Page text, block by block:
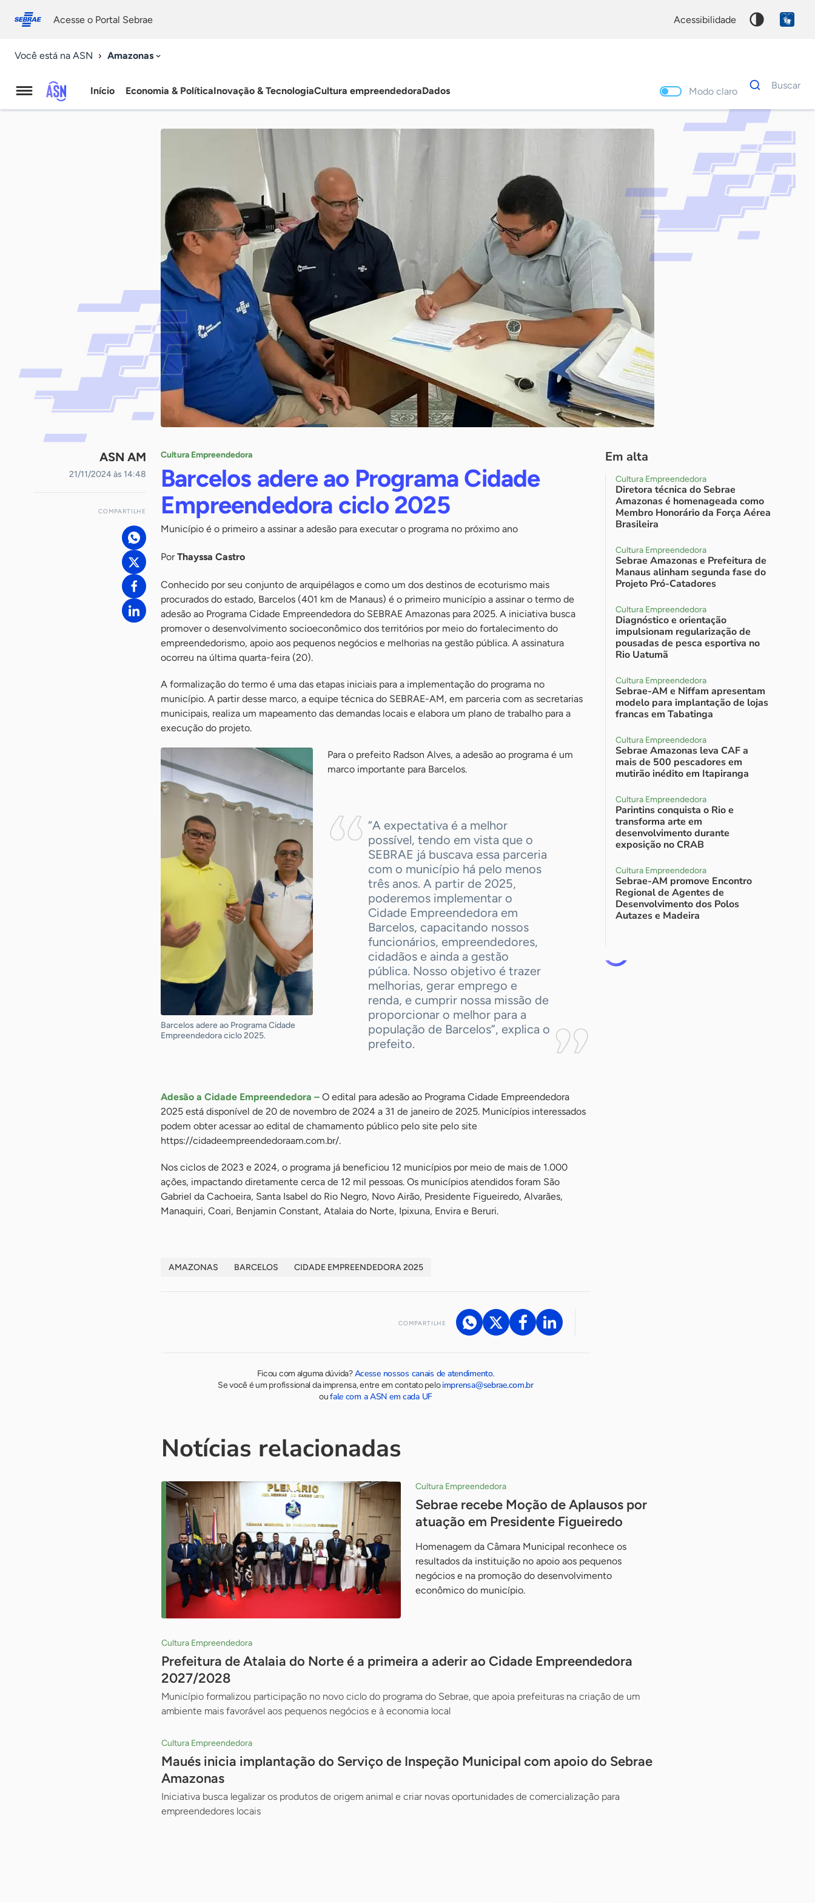
conosco
Acesse o Portal Sebrae acessibilidade
Você está na ASN Amazonas
Agência
Início Economia & PolíticaInovação & TecnologiaCultura empreendedoraDados Modo claro
Dados
para
Buscar
Palavra
chave
ASN AM
21/11/2024 às 14:48
COMPARTILHE
Cultura Empreendedora
Barcelos adere ao Programa Cidade
Empreendedora ciclo 2025
Município é o primeiro a assinar a adesão para executar o programa no próximo ano
PorThayssa Castro
Conhecido por seu conjunto de arquipélagos e como um dos destinos de ecoturismo mais
procurados do estado, Barcelos (401 km de Manaus) é o primeiro município a assinar o termo de
adesão ao Programa Cidade Empreendedora do SEBRAE Amazonas para 2025. A iniciativa busca
promover o desenvolvimento socioeconômico dos territórios por meio do fortalecimento do
empreendedorismo, apoio aos pequenos negócios e melhorias na gestão pública. A assinatura
ocorreu na última quarta-feira (20).
A formalização do termo é uma das etapas iniciais para a implementação do programa no
município. A partir desse marco, a equipe técnica do SEBRAE-AM, em parceria com as secretarias
municipais, realiza um mapeamento das demandas locais e elabora um plano de trabalho para a
execução do projeto.
Barcelos adere ao Programa Cidade
Empreendedora ciclo 2025.
Para o prefeito Radson Alves, a adesão ao programa é um
marco importante para Barcelos.
“A expectativa é a melhor
possível, tendo em vista que o
SEBRAE já buscava essa parceria
com o município há pelo menos
três anos. A partir de 2025,
poderemos implementar o
Cidade Empreendedora em
Barcelos, capacitando nossos
funcionários, empreendedores,
cidadãos e ainda a gestão
pública. Nosso objetivo é trazer
melhorias, gerar emprego e
renda, e cumprir nossa missão de
proporcionar o melhor para a
população de Barcelos”, explica o
prefeito.
Adesão a Cidade Empreendedora – O edital para adesão ao Programa Cidade Empreendedora
2025 está disponível de 20 de novembro de 2024 a 31 de janeiro de 2025. Municípios interessados
podem obter acessar ao edital de chamamento público pelo site pelo site
https://cidadeempreendedoraam.com.br/.
Nos ciclos de 2023 e 2024, o programa já beneficiou 12 municípios por meio de mais de 1.000
ações, impactando diretamente cerca de 12 mil pessoas. Os municípios atendidos foram São
Gabriel da Cachoeira, Santa Isabel do Rio Negro, Novo Airão, Presidente Figueiredo, Alvarães,
Manaquiri, Coari, Benjamin Constant, Atalaia do Norte, Ipixuna, Envira e Beruri.
AMAZONAS BARCELOS CIDADE EMPREENDEDORA 2025
COMPARTILHE
Ficou com alguma dúvida?Acesse nossos canais de atendimento.
Se você é um profissional da imprensa, entre em contato peloimprensa@sebrae.com.br
oufale com a ASN em cada UF
Em alta
Cultura Empreendedora
Diretora técnica do Sebrae
Amazonas é homenageada como
Membro Honorário da Força Aérea
Brasileira
Cultura Empreendedora
Sebrae Amazonas e Prefeitura de
Manaus alinham segunda fase do
Projeto Pró-Catadores
Cultura Empreendedora
Diagnóstico e orientação
impulsionam regularização de
pousadas de pesca esportiva no
Rio Uatumã
Cultura Empreendedora
Sebrae-AM e Niffam apresentam
modelo para implantação de lojas
francas em Tabatinga
Cultura Empreendedora
Sebrae Amazonas leva CAF a
mais de 500 pescadores em
mutirão inédito em Itapiranga
Cultura Empreendedora
Parintins conquista o Rio e
transforma arte em
desenvolvimento durante
exposição no CRAB
Cultura Empreendedora
Sebrae-AM promove Encontro
Regional de Agentes de
Desenvolvimento dos Polos
Autazes e Madeira
Notícias relacionadas
Cultura Empreendedora
Sebrae recebe Moção de Aplausos por
atuação em Presidente Figueiredo
Homenagem da Câmara Municipal reconhece os
resultados da instituição no apoio aos pequenos
negócios e na promoção do desenvolvimento
econômico do município.
Cultura Empreendedora
Prefeitura de Atalaia do Norte é a primeira a aderir ao Cidade Empreendedora
2027/2028
Município formalizou participação no novo ciclo do programa do Sebrae, que apoia prefeituras na criação de um
ambiente mais favorável aos pequenos negócios e à economia local
Cultura Empreendedora
Maués inicia implantação do Serviço de Inspeção Municipal com apoio do Sebrae
Amazonas
Iniciativa busca legalizar os produtos de origem animal e criar novas oportunidades de comercialização para
empreendedores locais